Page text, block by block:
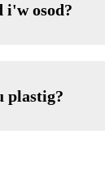
i'w osod?
plastig?